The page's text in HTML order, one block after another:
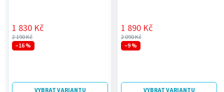
2 190 Kč
1 830 Kč
–16 %
VYBRAT VARIANTU
2 090 Kč
1 890 Kč
–9 %
VYBRAT VARIANTU